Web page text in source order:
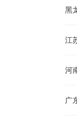
黑
江
河
广